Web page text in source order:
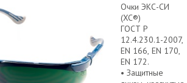
Очки ЭКС-СИ
(XC®)
ГОСТ Р
12.4.230.1-2007,
EN 166, EN 170,
EN 172.
• Защитные